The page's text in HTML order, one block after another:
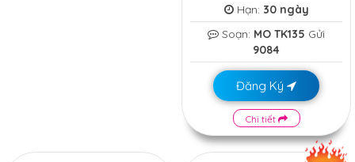
Hạn: 30 ngày
Soạn: MO TK135 Gửi
9084
Đăng Ký
Chi tiết